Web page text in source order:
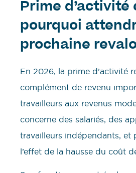
Prime d’activité
pourquoi
prochaine
En 2026, la prime d’activité
complément de revenu
travailleurs aux revenus
concerne des salariés, des
travailleurs indépendants, et
l’effet de la hausse du coût